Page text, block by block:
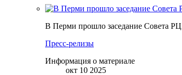
В Перми прошло заседание Совета
Пресс-релизы
Информация о материале
окт 10 2025